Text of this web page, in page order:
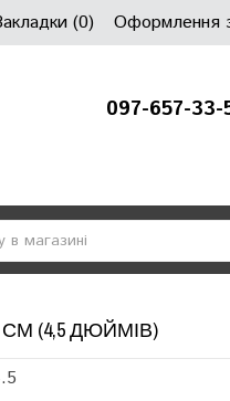
(0) Оформлення
097-657-33-
(4,5 ДЮЙМІВ)